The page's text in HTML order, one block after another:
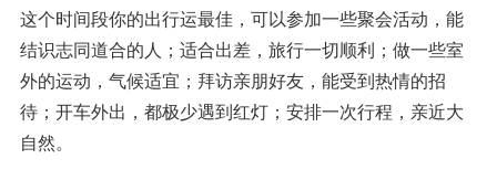
这个时间段你的出行运最佳，可以参加一些聚会活动，能
结识志同道合的人；适合出差，旅行一切顺利；做一些室
外的运动，气候适宜；拜访亲朋好友，能受到热情的招
待；开车外出，都极少遇到红灯；安排一次行程，亲近大
自然。